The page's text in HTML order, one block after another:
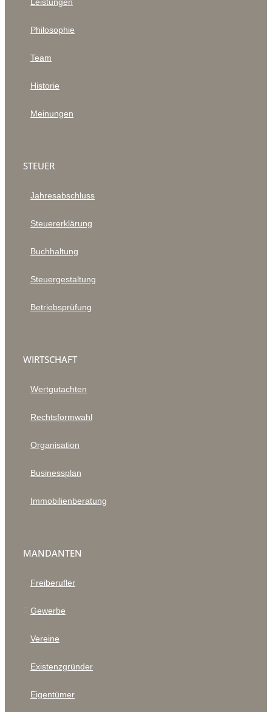
Philosophie
Team
Historie
Meinungen
STEUER
Jahresabschluss
Steuererklärung
Buchhaltung
Steuergestaltung
Betriebsprüfung
WIRTSCHAFT
Wertgutachten
Rechtsformwahl
Organisation
Businessplan
Immobilienberatung
MANDANTEN
Freiberufler
Gewerbe
Vereine
Existenzgründer
Eigentümer